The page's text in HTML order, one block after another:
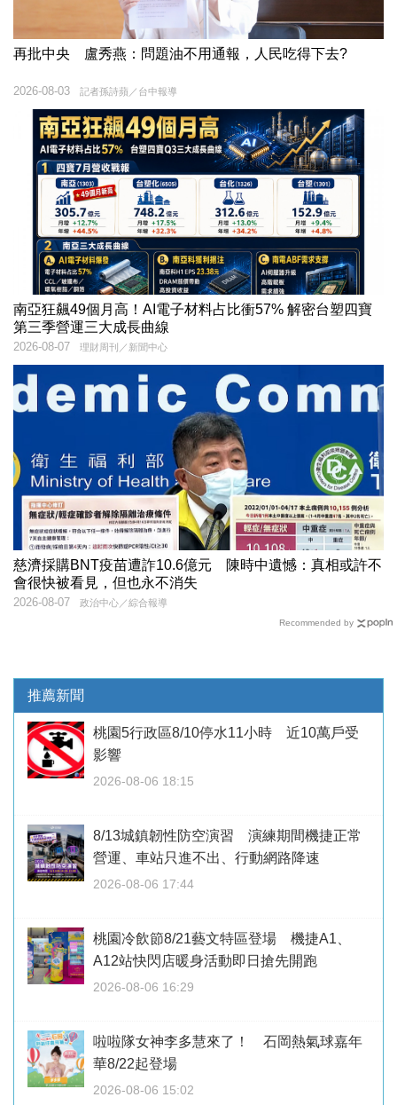
再批中央 盧秀燕：問題油不用通報，人民吃得下去?
記者孫詩蘋／台中報導
2026-08-03
南亞狂飆49個月高！AI電子材料占比衝57% 解密台塑四寶
第三季營運三大成長曲線
理財周刊／新聞中心
2026-08-07
慈濟採購BNT疫苗遭詐10.6億元 陳時中遺憾：真相或許不
會很快被看見，但也永不消失
政治中心／綜合報導
2026-08-07
Recommended by
推薦新聞
桃園5行政區8/10停水11小時 近10萬戶受
影響
2026-08-06 18:15
8/13城鎮韌性防空演習 演練期間機捷正常
營運、車站只進不出、行動網路降速
2026-08-06 17:44
桃園冷飲節8/21藝文特區登場 機捷A1、
A12站快閃店暖身活動即日搶先開跑
2026-08-06 16:29
啦啦隊女神李多慧來了！ 石岡熱氣球嘉年
華8/22起登場
2026-08-06 15:02